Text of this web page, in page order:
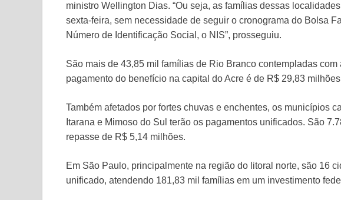
ministro Wellington Dias. “Ou seja, as famílias dessas
sexta-feira, sem necessidade de seguir o cronograma do Bolsa
Número de Identificação Social, o NIS”, prosseguiu.
São mais de 43,85 mil famílias de Rio Branco contempladas
pagamento do benefício na capital do Acre é de R$ 29,83
Também afetados por fortes chuvas e enchentes, os municípios
Itarana e Mimoso do Sul terão os pagamentos unificados. São
repasse de R$ 5,14 milhões.
Em São Paulo, principalmente na região do litoral norte, são 16
unificado, atendendo 181,83 mil famílias em um investimento